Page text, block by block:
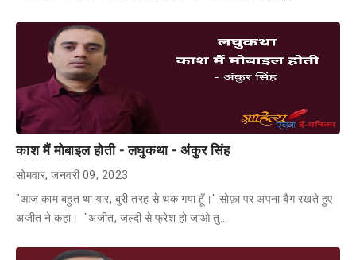
काश मैं मोबाइल होती - लघुकथा - अंकुर सिंह
सोमवार, जनवरी 09, 2023
"आज काम बहुत था यार, बुरी तरह से थक गया हूँ।" सोफ़ा पर अपना बैग रखते हुए
अजीत ने कहा। "अजीत, जल्दी से फ्रेश हो जाओ तु…